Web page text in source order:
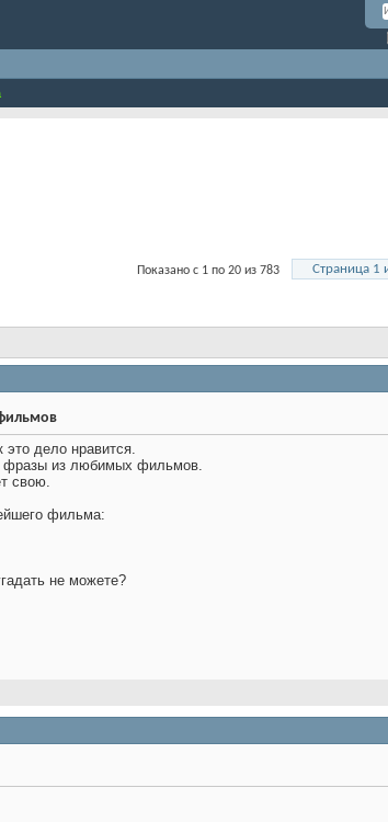
Страница 1
Показано с 1 по 20 из 783
это дело нравится.
фразы из любимых фильмов.
свою.
фильма:
не можете?